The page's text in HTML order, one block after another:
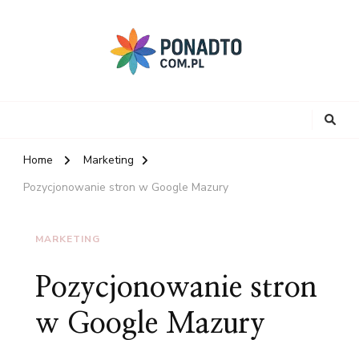
Home
Marketing
Pozycjonowanie stron w Google Mazury
MARKETING
Pozycjonowanie stron
w Google Mazury